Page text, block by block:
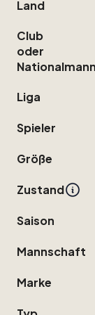
Land
Club
oder
Liga
Spieler
Größe
Zustand
Saison
Mannschaft
Marke